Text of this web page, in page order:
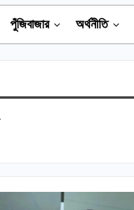
পুঁজিবাজার অর্থনীতি